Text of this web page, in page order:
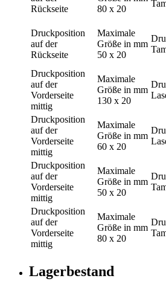
Rückseite
80 x 20
Druckposition
auf der
Rückseite
Maximale
Größe in mm
50 x 20
Druckposition
auf der
Vorderseite
mittig
Maximale
Größe in mm
130 x 20
Druckposition
auf der
Vorderseite
mittig
Maximale
Größe in mm
60 x 20
Druckposition
auf der
Vorderseite
mittig
Maximale
Größe in mm
50 x 20
Druckposition
auf der
Vorderseite
mittig
Maximale
Größe in mm
80 x 20
Lagerbestand